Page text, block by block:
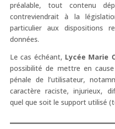
préalable, tout contenu
contreviendrait à la
particulier aux dispositions
données.
Le cas échéant, Lycée Marie
possibilité de mettre en
pénale de l’utilisateur,
caractère raciste, injurieux,
quel que soit le support utilisé